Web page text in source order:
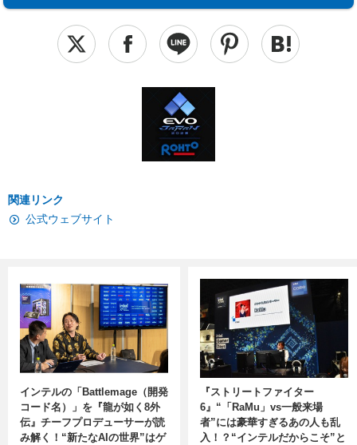
関連リンク
公式ウェブサイト
インテルの「Battlemage（開発
コード名）」を『龍が如く8外
伝』チーフプロデューサーが読
み解く！“新たなAIの世界”はゲ
『ストリートファイター
6』“「RaMu」vs一般来場
者”には豪華すぎるあの人も乱
入！？“インテルだからこそ”と